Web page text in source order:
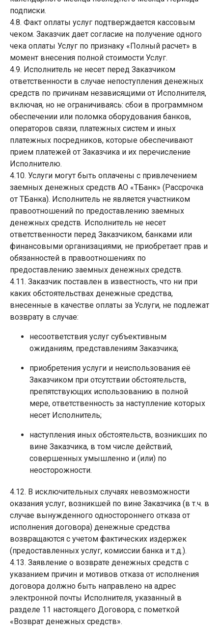
подписки.
4.8. Факт оплаты услуг подтверждается кассовым
чеком. Заказчик дает согласие на получение одного
чека оплаты Услуг по признаку «Полный расчет» в
момент внесения полной стоимости Услуг.
4.9. Исполнитель не несет перед Заказчиком
ответственности в случае непоступления денежных
средств по причинам независящими от Исполнителя,
включая, но не ограничиваясь: сбои в программном
обеспечении или поломка оборудования банков,
операторов связи, платежных систем и иных
платежных посредников, которые обеспечивают
прием платежей от Заказчика и их перечисление
Исполнителю.
4.10. Услуги могут быть оплачены с привлечением
заемных денежных средств АО «ТБанк» (Рассрочка
от ТБанка). Исполнитель не является участником
правоотношений по предоставлению заемных
денежных средств. Исполнитель не несет
ответственности перед Заказчиком, банками или
финансовыми организациями, не приобретает прав и
обязанностей в правоотношениях по
предоставлению заемных денежных средств.
4.11. Заказчик поставлен в известность, что ни при
каких обстоятельствах денежные средства,
внесенные в качестве оплаты за Услуги, не подлежат
возврату в случае:
несоответствия услуг субъективным
ожиданиям, представлениям Заказчика;
приобретения услуги и неиспользования её
Заказчиком при отсутствии обстоятельств,
препятствующих использованию в полной
мере, ответственность за наступление которых
несет Исполнитель;
наступления иных обстоятельств, возникших по
вине Заказчика, в том числе действий,
совершенных умышленно и (или) по
неосторожности.
4.12. В исключительных случаях невозможности
оказания услуг, возникшей по вине Заказчика (в т.ч. в
случае вынужденного одностороннего отказа от
исполнения договора) денежные средства
возвращаются с учетом фактических издержек
(предоставленных услуг, комиссии банка и т.д.).
4.13. Заявление о возврате денежных средств с
указанием причин и мотивов отказа от исполнения
договора должно быть направлено на адрес
электронной почты Исполнителя, указанный в
разделе 11 настоящего Договора, с пометкой
«Возврат денежных средств».